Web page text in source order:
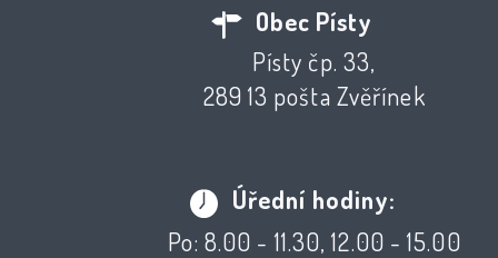
Obec Písty
Písty čp. 33,
289 13 pošta Zvěřínek
Úřední hodiny:
Po: 8.00 - 11.30, 12.00 - 15.00